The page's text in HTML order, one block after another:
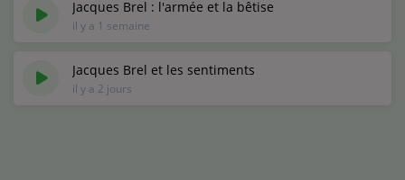
Jacques Brel : l'armée et la bêtise
il y a 1 semaine
Jacques Brel et les sentiments
il y a 2 jours